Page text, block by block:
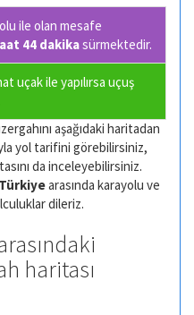
ile olan mesafe
44 dakikasürmektedir.
uçak ile yapılırsa uçuş
aşağıdaki haritadan
yol tarifini görebilirsiniz,
da inceleyebilirsiniz.
arasında karayolu ve
dileriz.
haritası